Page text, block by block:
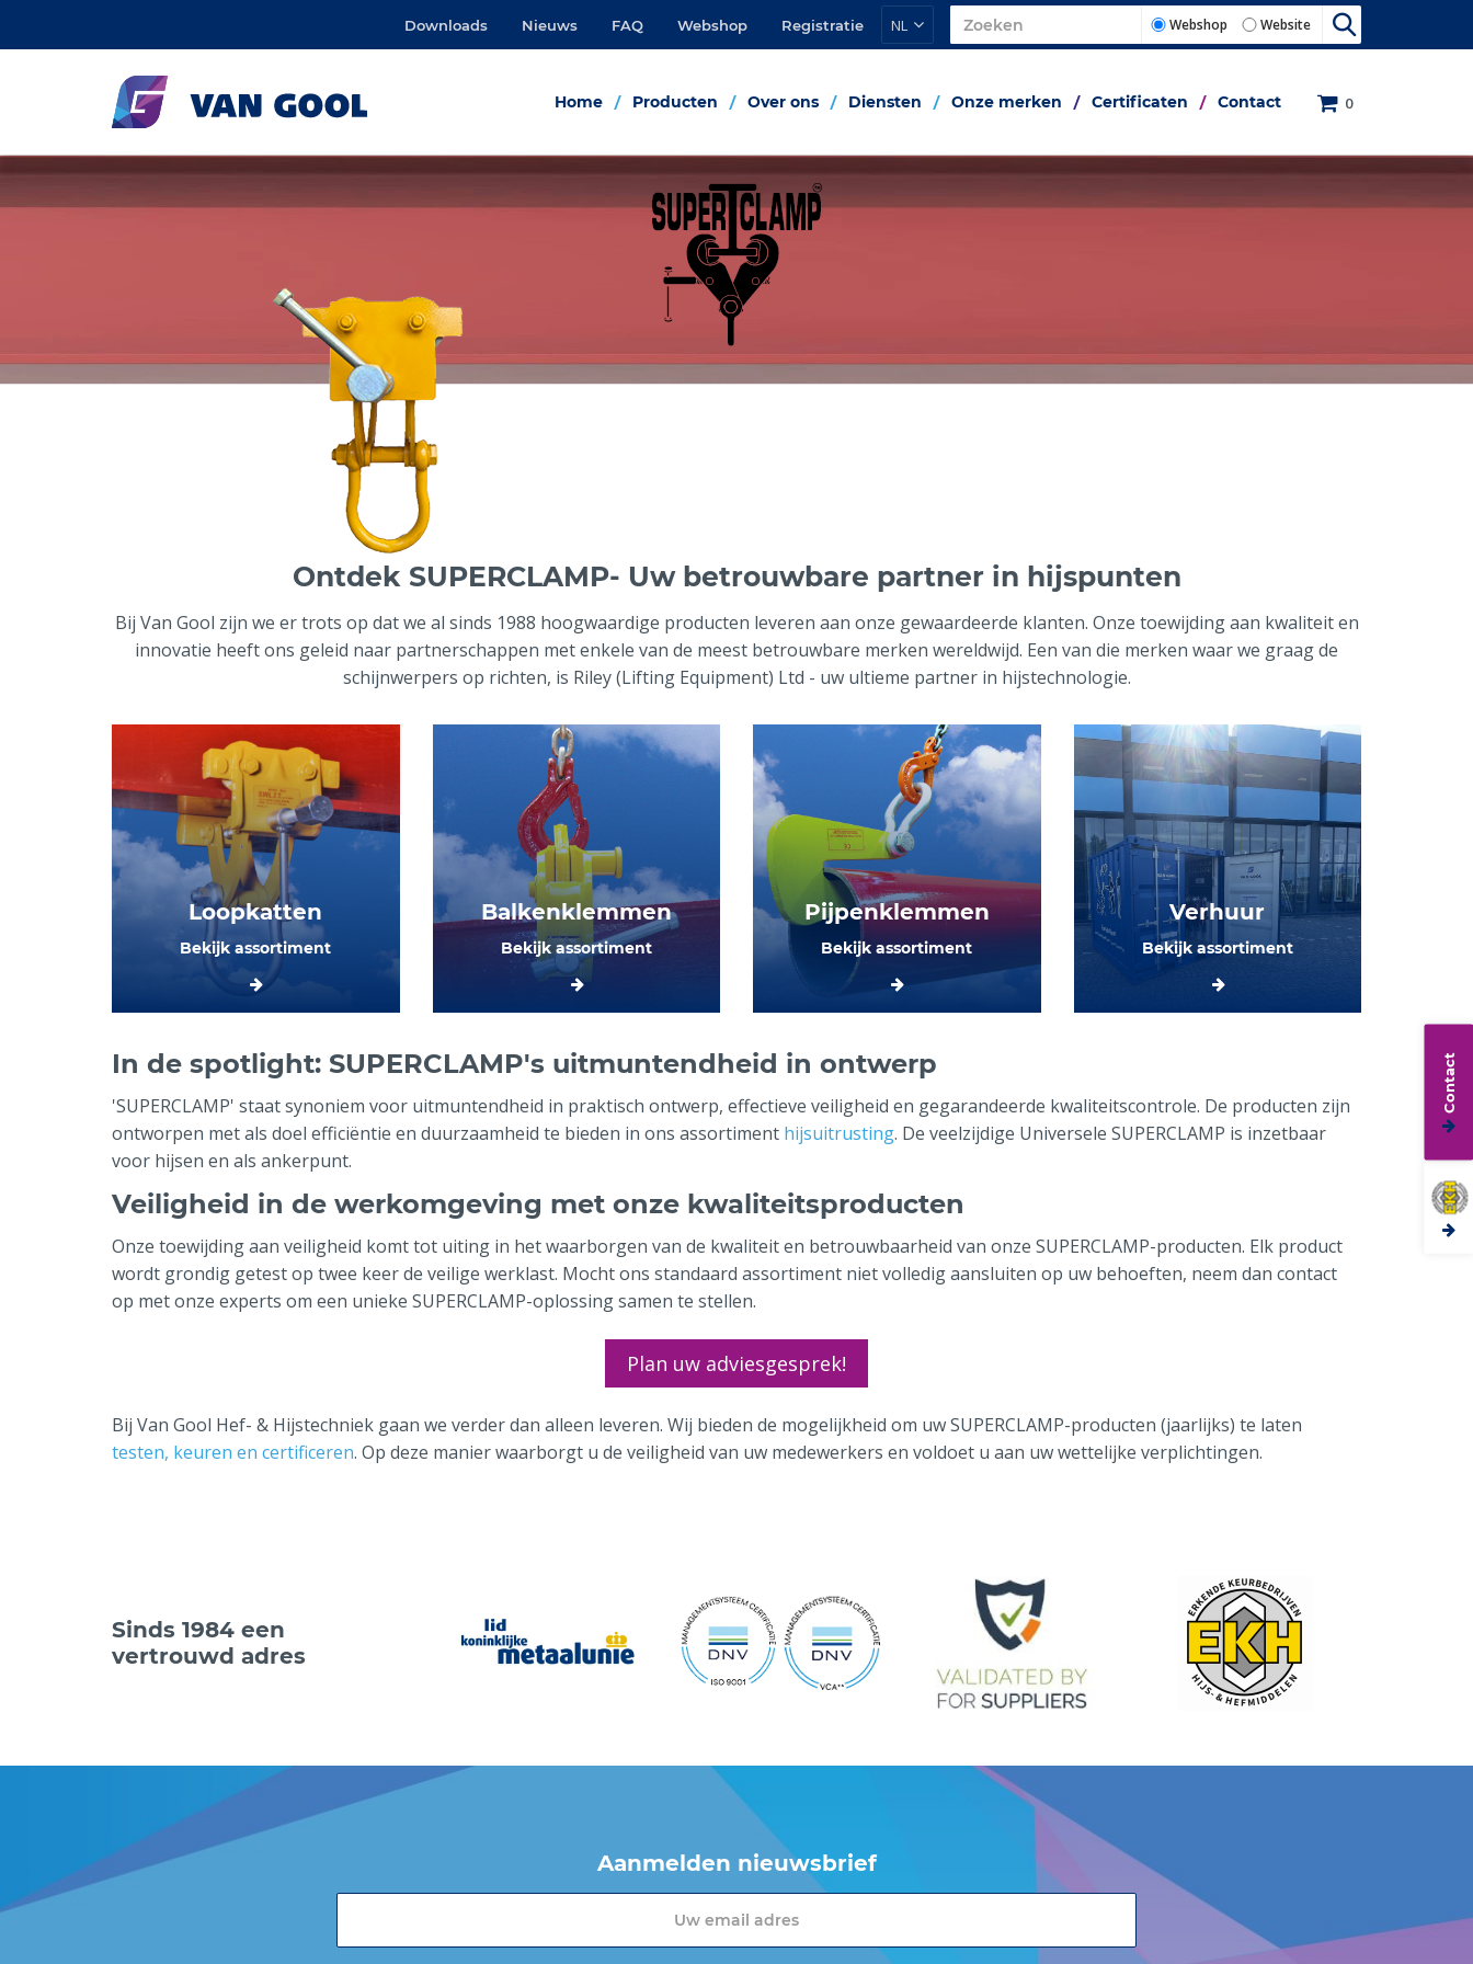
Downloads Nieuws FAQ Webshop Registratie NL Webshop Website
Home Producten Over ons Diensten Onze merken Certificaten Contact 0
Ontdek SUPERCLAMP- Uw betrouwbare partner in hijspunten
Bij Van Gool zijn we er trots op dat we al sinds 1988 hoogwaardige producten leveren aan onze gewaardeerde klanten. Onze toewijding aan kwaliteit en
innovatie heeft ons geleid naar partnerschappen met enkele van de meest betrouwbare merken wereldwijd. Een van die merken waar we graag de
schijnwerpers op richten, is Riley (Lifting Equipment) Ltd - uw ultieme partner in hijstechnologie.
Loopkatten
Bekijk assortiment
Balkenklemmen
Bekijk assortiment
Pijpenklemmen
Bekijk assortiment
Verhuur
Bekijk assortiment
In de spotlight: SUPERCLAMP's uitmuntendheid in ontwerp
'SUPERCLAMP' staat synoniem voor uitmuntendheid in praktisch ontwerp, effectieve veiligheid en gegarandeerde kwaliteitscontrole. De producten zijn
ontworpen met als doel efficiëntie en duurzaamheid te bieden in ons assortiment hijsuitrusting. De veelzijdige Universele SUPERCLAMP is inzetbaar
voor hijsen en als ankerpunt.
Veiligheid in de werkomgeving met onze kwaliteitsproducten
Onze toewijding aan veiligheid komt tot uiting in het waarborgen van de kwaliteit en betrouwbaarheid van onze SUPERCLAMP-producten. Elk product
wordt grondig getest op twee keer de veilige werklast. Mocht ons standaard assortiment niet volledig aansluiten op uw behoeften, neem dan contact
op met onze experts om een unieke SUPERCLAMP-oplossing samen te stellen.
Plan uw adviesgesprek!
Bij Van Gool Hef- & Hijstechniek gaan we verder dan alleen leveren. Wij bieden de mogelijkheid om uw SUPERCLAMP-producten (jaarlijks) te laten
testen, keuren en certificeren. Op deze manier waarborgt u de veiligheid van uw medewerkers en voldoet u aan uw wettelijke verplichtingen.
Contact
Sinds 1984 een
vertrouwd adres
Aanmelden nieuwsbrief